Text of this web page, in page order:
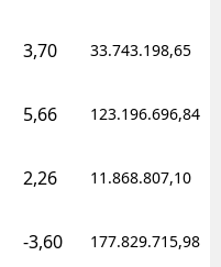
3,70 33.743.198,65
5,66 123.196.696,84
2,26 11.868.807,10
-3,60 177.829.715,98